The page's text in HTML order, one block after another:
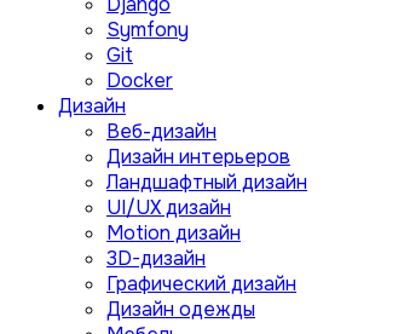
Symfony
Git
Docker
Дизайн
Веб-дизайн
Дизайн интерьеров
Ландшафтный дизайн
UI/UX дизайн
Motion дизайн
3D-дизайн
Графический дизайн
Дизайн одежды